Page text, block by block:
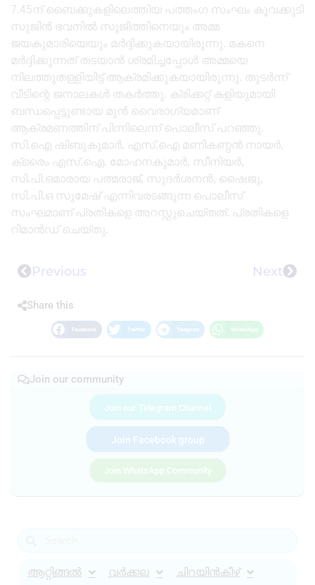
7.45ന് ബൈക്കുകളിലെത്തിയ പത്തംഗ സംഘം കൂവക്കുടി
സുജിൻ ഭവനിൽ സുജിത്തിനെയും അമ്മ
ജയകുമാരിയെയും മർദ്ദിക്കുകയായിരുന്നു. മകനെ
മർദ്ദിക്കുന്നത് തടയാൻ ശ്രമിച്ചപ്പോൾ അമ്മയെ
നിലത്തുതള്ളിയിട്ട് ആക്രമിക്കുകയായിരുന്നു. തുടർന്ന്
വീടിന്റെ ജനാലകൾ തകർത്തു. ക്രിക്കറ്റ് കളിയുമായി
ബന്ധപ്പെട്ടുണ്ടായ മുൻ വൈരാഗ്യമാണ്
ആക്രമണത്തിന് പിന്നിലെന്ന് പൊലീസ് പറഞ്ഞു.
സി.ഐ ഷിബുകുമാർ, എസ്.ഐ മണികണ്ഠൻ നായർ,
ക്രൈം എസ്.ഐ. മോഹനകുമാർ, സീനിയർ,
സി.പി.ഒമാരായ പത്മരാജ്, സുദർശനൻ, ഷൈജു,
സി.പി.ഒ സുമേഷ് എന്നിവരടങ്ങുന്ന പൊലീസ്
സംഘമാണ് പ്രതികളെ അറസ്റ്റുചെയ്‌തത്. പ്രതികളെ
റിമാൻഡ് ചെയ്‌തു.
Previous Next
Share this
Facebook Twitter Telegram WhatsApp
Join our community
Join our Telegram Channel
Join Facebook group
Join WhatsApp Community
ആറ്റിങ്ങൽ വർക്കല ചിറയിൻകീഴ്